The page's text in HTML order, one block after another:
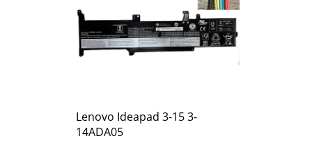
Lenovo Ideapad 3-15 3-
14ADA05